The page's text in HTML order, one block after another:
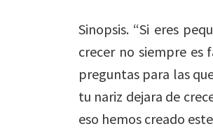
Sinopsis. “Si eres
crecer no siempre es
preguntas para las
tu nariz dejara de
eso hemos creado